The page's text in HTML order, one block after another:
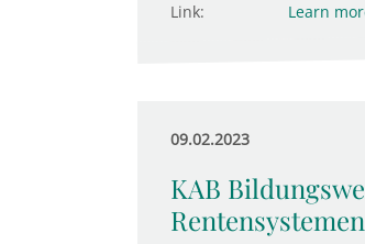
Link:
Learn
09.02.2023
KAB